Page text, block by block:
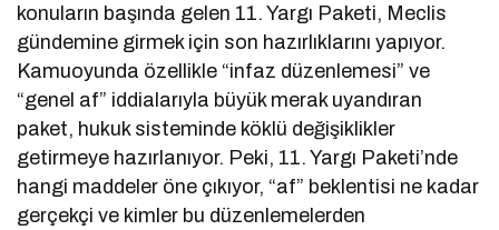
konuların başında gelen 11. Yargı Paketi, Meclis
gündemine girmek için son hazırlıklarını yapıyor.
Kamuoyunda özellikle “infaz düzenlemesi” ve
“genel af” iddialarıyla büyük merak uyandıran
paket, hukuk sisteminde köklü değişiklikler
getirmeye hazırlanıyor. Peki, 11. Yargı Paketi’nde
hangi maddeler öne çıkıyor, “af” beklentisi ne kadar
gerçekçi ve kimler bu düzenlemelerden